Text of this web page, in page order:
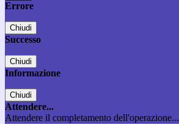
Errore
Chiudi
Successo
Chiudi
Informazione
Chiudi
Attendere...
Attendere il completamento dell'operazione...